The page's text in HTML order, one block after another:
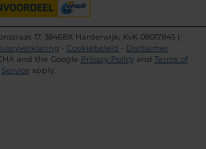
17, 3846BX Harderwijk, KvK 08017845 |
• Cookiebeleid • Disclaimer
and the Google Privacy Policyand Terms of
Service apply.